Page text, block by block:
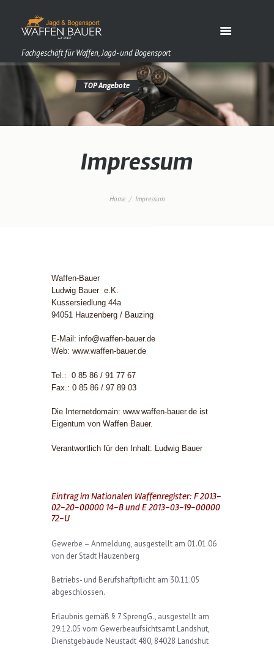
Fachgeschäft für Waffen, Jagd- und Bogensport
Impressum
Home Impressum
Waffen-Bauer
Ludwig Bauer e.K.
Kussersiedlung 44a
94051 Hauzenberg / Bauzing
E-Mail: info@waffen-bauer.de
Web: www.waffen-bauer.de
Tel.: 0 85 86 / 91 77 67
Fax.: 0 85 86 / 97 89 03
Die Internetdomain: www.waffen-bauer.de ist
Eigentum von Waffen Bauer.
Verantwortlich für den Inhalt: Ludwig Bauer
Eintrag im Nationalen Waffenregister: F 2013-
02-20-00000 14-B und E 2013-03-19-00000
72-U
Gewerbe – Anmeldung, ausgestellt am 01.01.06
von der Stadt Hauzenberg
Betriebs- und Berufshaftpflicht am 30.11.05
abgeschlossen.
Erlaubnis gemäß § 7 SprengG., ausgestellt am
29.12.05 vom Gewerbeaufsichtsamt Landshut,
Dienstgebäude Neustadt 480, 84028 Landshut